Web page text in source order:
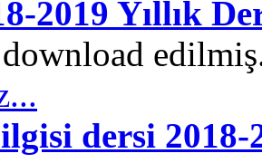
2019 Yıllık
dersi 2018-